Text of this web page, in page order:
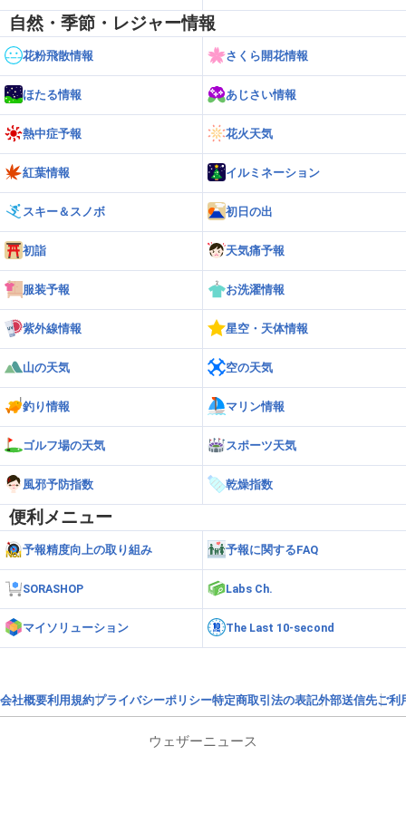
自然・季節・レジャー情報
花粉飛散情報 さくら開花情報
ほたる情報 あじさい情報
熱中症予報 花火天気
紅葉情報 イルミネーション
スキー＆スノボ 初日の出
初詣 天気痛予報
服装予報 お洗濯情報
紫外線情報 星空・天体情報
山の天気 空の天気
釣り情報 マリン情報
ゴルフ場の天気 スポーツ天気
風邪予防指数 乾燥指数
便利メニュー
予報精度向上の取り組み 予報に関するFAQ
SORASHOP Labs Ch.
マイソリューション The Last 10-second
会社概要利用規約プライバシーポリシー特定商取引法の表記外部送信先ご利
ウェザーニュース